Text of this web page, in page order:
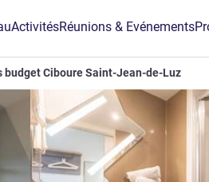
ActivitésRéunions & Evénements
budget Ciboure Saint-Jean-de-Luz